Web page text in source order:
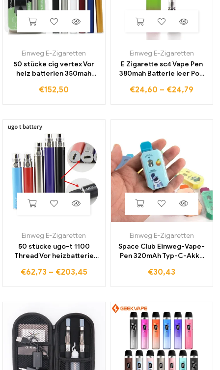
Einweg E-Zigaretten
50 stücke cig vertex Vor
heiz batterien 350mah
batterie für Smart cart
€152,50
Einweg E-Zigaretten
E Zigarette sc4 Vape Pen
380mah Batterie leer Pod
Ladeans chluss für
€24,60 – €24,79
Einweg E-Zigaretten
50 stücke ugo-t 1100
Thread Vor heizbatterie
Micro USB Passth rough
€62,73 – €203,45
Einweg E-Zigaretten
Space Club Einweg-Vape-
Pen 320mAh Typ-C-Akku
spule E-Cig-Vapor izer für
€30,43